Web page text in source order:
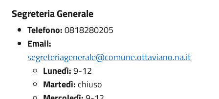
Segreteria Generale
Telefono:0818280205
Email:
segreteriagenerale@comune.ottaviano.na.it
Lunedì:9-12
Martedì: chiuso